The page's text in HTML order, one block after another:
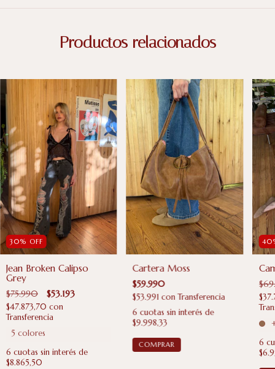
Productos relacionados
30% OFF
Jean Broken Calipso
Grey
$75.990 $53.193
$47.873,70 con
Transferencia
5 colores
6 cuotas sin interés de
$8.865,50
Cartera Moss
$59.990
$53.991 con Transferencia
6 cuotas sin interés de
$9.998,33
40
6